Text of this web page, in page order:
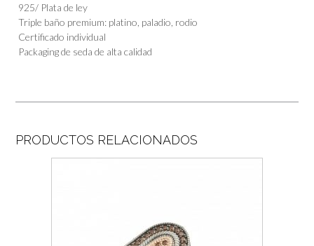
925/ Plata de ley
Triple baño premium: platino, paladio, rodio
Certificado individual
Packaging de seda de alta calidad
PRODUCTOS RELACIONADOS